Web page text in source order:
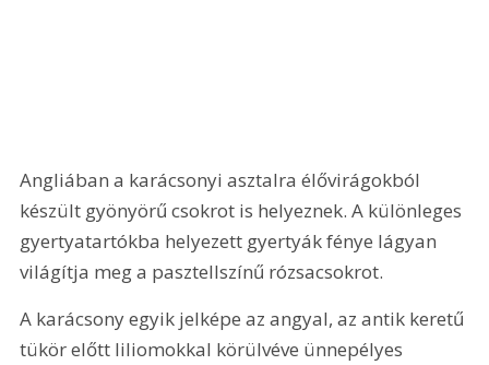
Angliában a karácsonyi asztalra élővirágokból
készült gyönyörű csokrot is helyeznek. A különleges
gyertyatartókba helyezett gyertyák fénye lágyan
világítja meg a pasztellszínű rózsacsokrot.
A karácsony egyik jelképe az angyal, az antik keretű
tükör előtt liliomokkal körülvéve ünnepélyes